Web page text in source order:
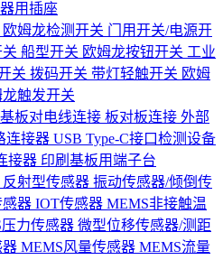
用插座
欧姆龙检测开关 门用开关/电源开
船型开关 欧姆龙按钮开关 工业
关 拨码开关 带灯轻触开关 欧姆
龙触发开关
基板对电线连接 板对板连接 外部
连接器 USB Type-C接口检测设备
接器 印刷基板用端子台
反射型传感器 振动传感器/倾倒传
感器 IOT传感器 MEMS非接触温
力传感器 微型位移传感器/测距
器 MEMS风量传感器 MEMS流量